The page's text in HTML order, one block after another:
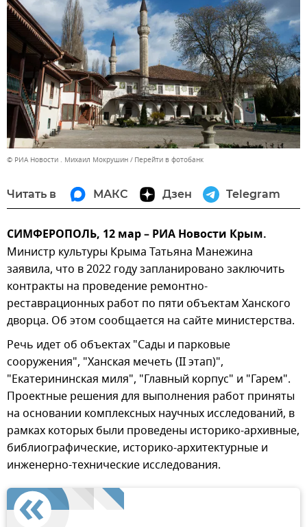
© РИА Новости . Михаил Мокрушин Перейти в фотобанк
Читать в МАКС Дзен Telegram
СИМФЕРОПОЛЬ, 12 мар – РИА Новости Крым.
Министр культуры Крыма Татьяна Манежина
заявила, что в 2022 году запланировано заключить
контракты на проведение ремонтно-
реставрационных работ по пяти объектам Ханского
дворца. Об этом сообщается на сайте министерства.
Речь идет об объектах "Сады и парковые
сооружения", "Ханская мечеть (II этап)",
"Екатерининская миля", "Главный корпус" и "Гарем".
Проектные решения для выполнения работ приняты
на основании комплексных научных исследований, в
рамках которых были проведены историко-архивные,
библиографические, историко-архитектурные и
инженерно-технические исследования.